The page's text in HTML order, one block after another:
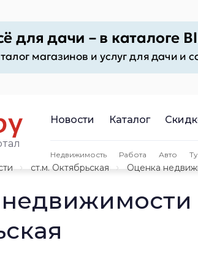
Новости Каталог
Недвижимость Работа Авто
ст.м. Октябрьская Оценка